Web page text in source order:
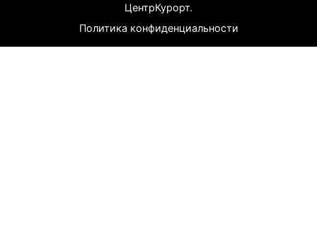
ЦентрКурорт.
Политика конфиденциальности